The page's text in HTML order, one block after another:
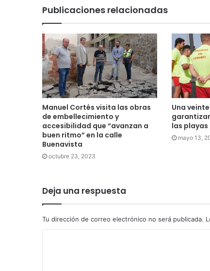
Publicaciones relacionadas
Manuel Cortés visita las obras
de embellecimiento y
accesibilidad que “avanzan a
buen ritmo” en la calle
Buenavista
octubre 23, 2023
Una
las playas
mayo 13,
Deja una respuesta
Tu dirección de correo electrónico no será publicada.